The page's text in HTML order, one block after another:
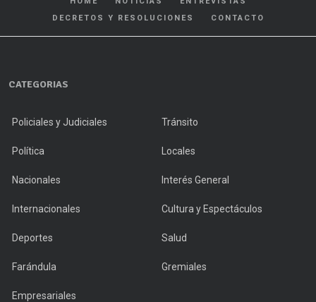
DECRETOS Y RESOLUCIONES
CONTACTO
CATEGORIAS
Policiales y Judiciales Tránsito
Política Locales
Nacionales Interés General
Internacionales Cultura y Espectáculos
Deportes Salud
Farándula Gremiales
Empresariales